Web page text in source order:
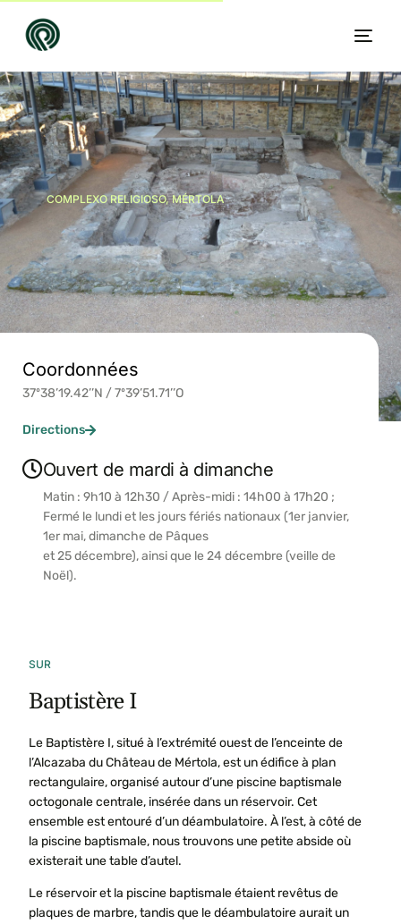
COMPLEXO RELIGIOSO, MÉRTOLA
Coordonnées
37º38’19.42’’N / 7º39’51.71’’O
Directions
Ouvert de mardi à dimanche
Matin : 9h10 à 12h30 / Après-midi : 14h00 à 17h20 ;
Fermé le lundi et les jours fériés nationaux (1er janvier,
1er mai, dimanche de Pâques
et 25 décembre), ainsi que le 24 décembre (veille de
Noël).
SUR
Baptistère I
Le Baptistère I, situé à l’extrémité ouest de l’enceinte de
l’Alcazaba du Château de Mértola, est un édifice à plan
rectangulaire, organisé autour d’une piscine baptismale
octogonale centrale, insérée dans un réservoir. Cet
ensemble est entouré d’un déambulatoire. À l’est, à côté de
la piscine baptismale, nous trouvons une petite abside où
existerait une table d’autel.
Le réservoir et la piscine baptismale étaient revêtus de
plaques de marbre, tandis que le déambulatoire aurait un
FR